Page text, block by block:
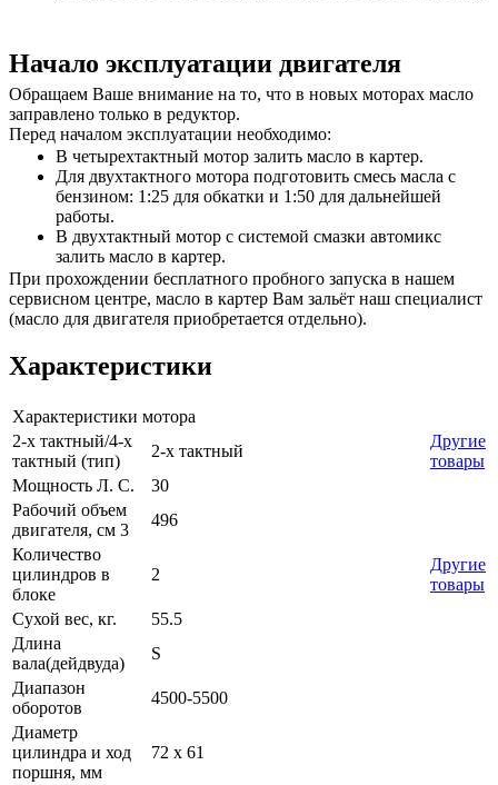
Начало эксплуатации двигателя
Обращаем Ваше внимание на то, что в новых моторах масло
заправлено только в редуктор.
Перед началом эксплуатации необходимо:
В четырехтактный мотор залить масло в картер.
Для двухтактного мотора подготовить смесь масла с
бензином: 1:25 для обкатки и 1:50 для дальнейшей
работы.
В двухтактный мотор с системой смазки автомикс
залить масло в картер.
При прохождении бесплатного пробного запуска в нашем
сервисном центре, масло в картер Вам зальёт наш специалист
(масло для двигателя приобретается отдельно).
Характеристики
Характеристики мотора
2-х тактный/4-х
тактный (тип)
2-х тактный
Другие
товары
Мощность Л. С.
30
Рабочий объем
двигателя, см 3
496
Количество
цилиндров в
блоке
2
Другие
товары
Сухой вес, кг.
55.5
Длина
вала(дейдвуда)
S
Диапазон
оборотов
4500-5500
Диаметр
цилиндра и ход
поршня, мм
72 x 61